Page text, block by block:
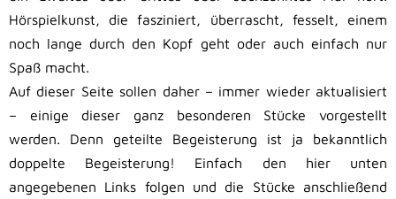
Hörspielkunst, die fasziniert, überrascht, fesselt, einem
noch lange durch den Kopf geht oder auch einfach nur
Spaß macht.
Auf dieser Seite sollen daher – immer wieder aktualisiert
– einige dieser ganz besonderen Stücke vorgestellt
werden. Denn geteilte Begeisterung ist ja bekanntlich
doppelte Begeisterung! Einfach den hier unten
angegebenen Links folgen und die Stücke anschließend